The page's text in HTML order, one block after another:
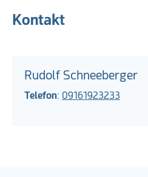
Kontakt
Rudolf Schneeberger
Telefon: 09161923233